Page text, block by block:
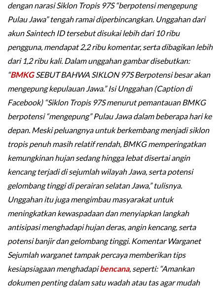
dengan narasi Siklon Tropis 97S “berpotensi mengepung
Pulau Jawa” tengah ramai diperbincangkan. Unggahan dari
akun Saintech ID tersebut disukai lebih dari 10 ribu
pengguna, mendapat 2,2 ribu komentar, serta dibagikan lebih
dari 1,2 ribu kali. Dalam unggahan gambar disebutkan:
“BMKGSEBUT BAHWA SIKLON 97S Berpotensi besar akan
mengepung kepulauan Jawa.” Isi Unggahan (Caption di
Facebook) “Siklon Tropis 97S menurut pemantauan BMKG
berpotensi “mengepung” Pulau Jawa dalam beberapa hari ke
depan. Meski peluangnya untuk berkembang menjadi siklon
tropis penuh masih relatif rendah, BMKG memperingatkan
kemungkinan hujan sedang hingga lebat disertai angin
kencang terjadi di sejumlah wilayah Jawa, serta potensi
gelombang tinggi di perairan selatan Jawa,” tulisnya.
Unggahan itu juga mengimbau masyarakat untuk
meningkatkan kewaspadaan dan menyiapkan langkah
antisipasi menghadapi hujan deras, angin kencang, serta
potensi banjir dan gelombang tinggi. Komentar Warganet
Sejumlah warganet tampak percaya memberikan tips
kesiapsiagaan menghadapibencana, seperti: “Amankan
dokumen penting dalam satu wadah atau tas agar mudah